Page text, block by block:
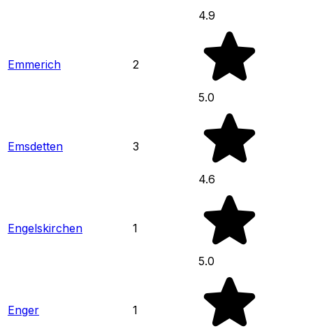
4.9
Emmerich 2
5.0
Emsdetten 3
4.6
Engelskirchen 1
5.0
Enger 1